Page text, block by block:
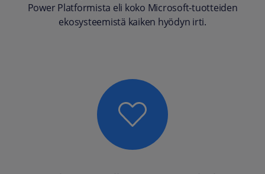
Power Platformista eli koko Microsoft-tuotteiden
ekosysteemistä kaiken hyödyn irti.